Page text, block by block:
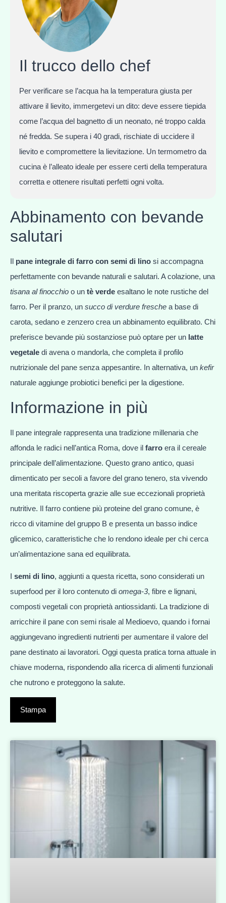
Il trucco dello chef
Per verificare se l’acqua ha la temperatura giusta per
attivare il lievito, immergetevi un dito: deve essere tiepida
come l’acqua del bagnetto di un neonato, né troppo calda
né fredda. Se supera i 40 gradi, rischiate di uccidere il
lievito e compromettere la lievitazione. Un termometro da
cucina è l’alleato ideale per essere certi della temperatura
corretta e ottenere risultati perfetti ogni volta.
Abbinamento con bevande
salutari
Il pane integrale di farro con semi di lino si accompagna
perfettamente con bevande naturali e salutari. A colazione, una
tisana al finocchio o un tè verde esaltano le note rustiche del
farro. Per il pranzo, un succo di verdure fresche a base di
carota, sedano e zenzero crea un abbinamento equilibrato. Chi
preferisce bevande più sostanziose può optare per un latte
vegetale di avena o mandorla, che completa il profilo
nutrizionale del pane senza appesantire. In alternativa, un kefir
naturale aggiunge probiotici benefici per la digestione.
Informazione in più
Il pane integrale rappresenta una tradizione millenaria che
affonda le radici nell’antica Roma, dove il farro era il cereale
principale dell’alimentazione. Questo grano antico, quasi
dimenticato per secoli a favore del grano tenero, sta vivendo
una meritata riscoperta grazie alle sue eccezionali proprietà
nutritive. Il farro contiene più proteine del grano comune, è
ricco di vitamine del gruppo B e presenta un basso indice
glicemico, caratteristiche che lo rendono ideale per chi cerca
un’alimentazione sana ed equilibrata.
I semi di lino, aggiunti a questa ricetta, sono considerati un
superfood per il loro contenuto di omega-3, fibre e lignani,
composti vegetali con proprietà antiossidanti. La tradizione di
arricchire il pane con semi risale al Medioevo, quando i fornai
aggiungevano ingredienti nutrienti per aumentare il valore del
pane destinato ai lavoratori. Oggi questa pratica torna attuale in
chiave moderna, rispondendo alla ricerca di alimenti funzionali
che nutrono e proteggono la salute.
Stampa